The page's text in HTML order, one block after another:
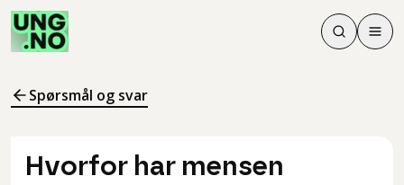
Søk
Søk
Meny
Spørsmål og svar
Hvorfor har mensen